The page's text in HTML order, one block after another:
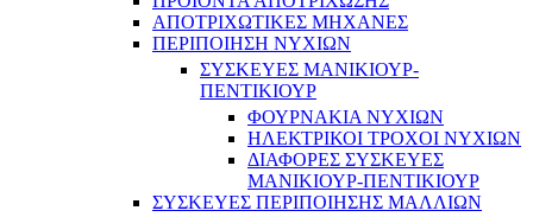
ΑΠΟΤΡΙΧΩΤΙΚΕΣ ΜΗΧΑΝΕΣ
ΠΕΡΙΠΟΙΗΣΗ ΝΥΧΙΩΝ
ΣΥΣΚΕΥΕΣ ΜΑΝΙΚΙΟΥΡ-
ΠΕΝΤΙΚΙΟΥΡ
ΦΟΥΡΝΑΚΙΑ ΝΥΧΙΩΝ
ΗΛΕΚΤΡΙΚΟΙ ΤΡΟΧΟΙ ΝΥΧΙΩΝ
ΔΙΑΦΟΡΕΣ ΣΥΣΚΕΥΕΣ
ΜΑΝΙΚΙΟΥΡ-ΠΕΝΤΙΚΙΟΥΡ
ΣΥΣΚΕΥΕΣ ΠΕΡΙΠΟΙΗΣΗΣ ΜΑΛΛΙΩΝ